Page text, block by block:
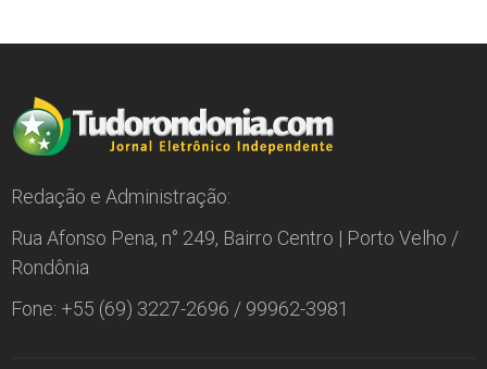
Redação e Administração:
Rua Afonso Pena, n° 249, Bairro Centro | Porto Velho /
Rondônia
Fone: +55 (69) 3227-2696 / 99962-3981